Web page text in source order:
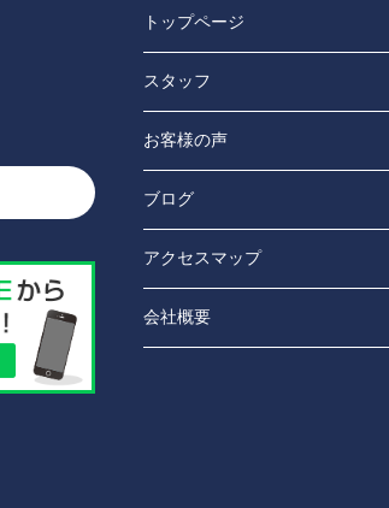
トップページ
スタッフ
お客様の声
ブログ
アクセスマップ
会社概要